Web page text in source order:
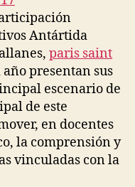
Antártida
paris saint
año presentan sus
escenario de
de este
en docentes
la comprensión y
vinculadas con la